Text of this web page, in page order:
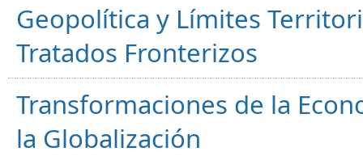
Geopolítica y Límites
Tratados Fronterizos
Transformaciones de la
la Globalización